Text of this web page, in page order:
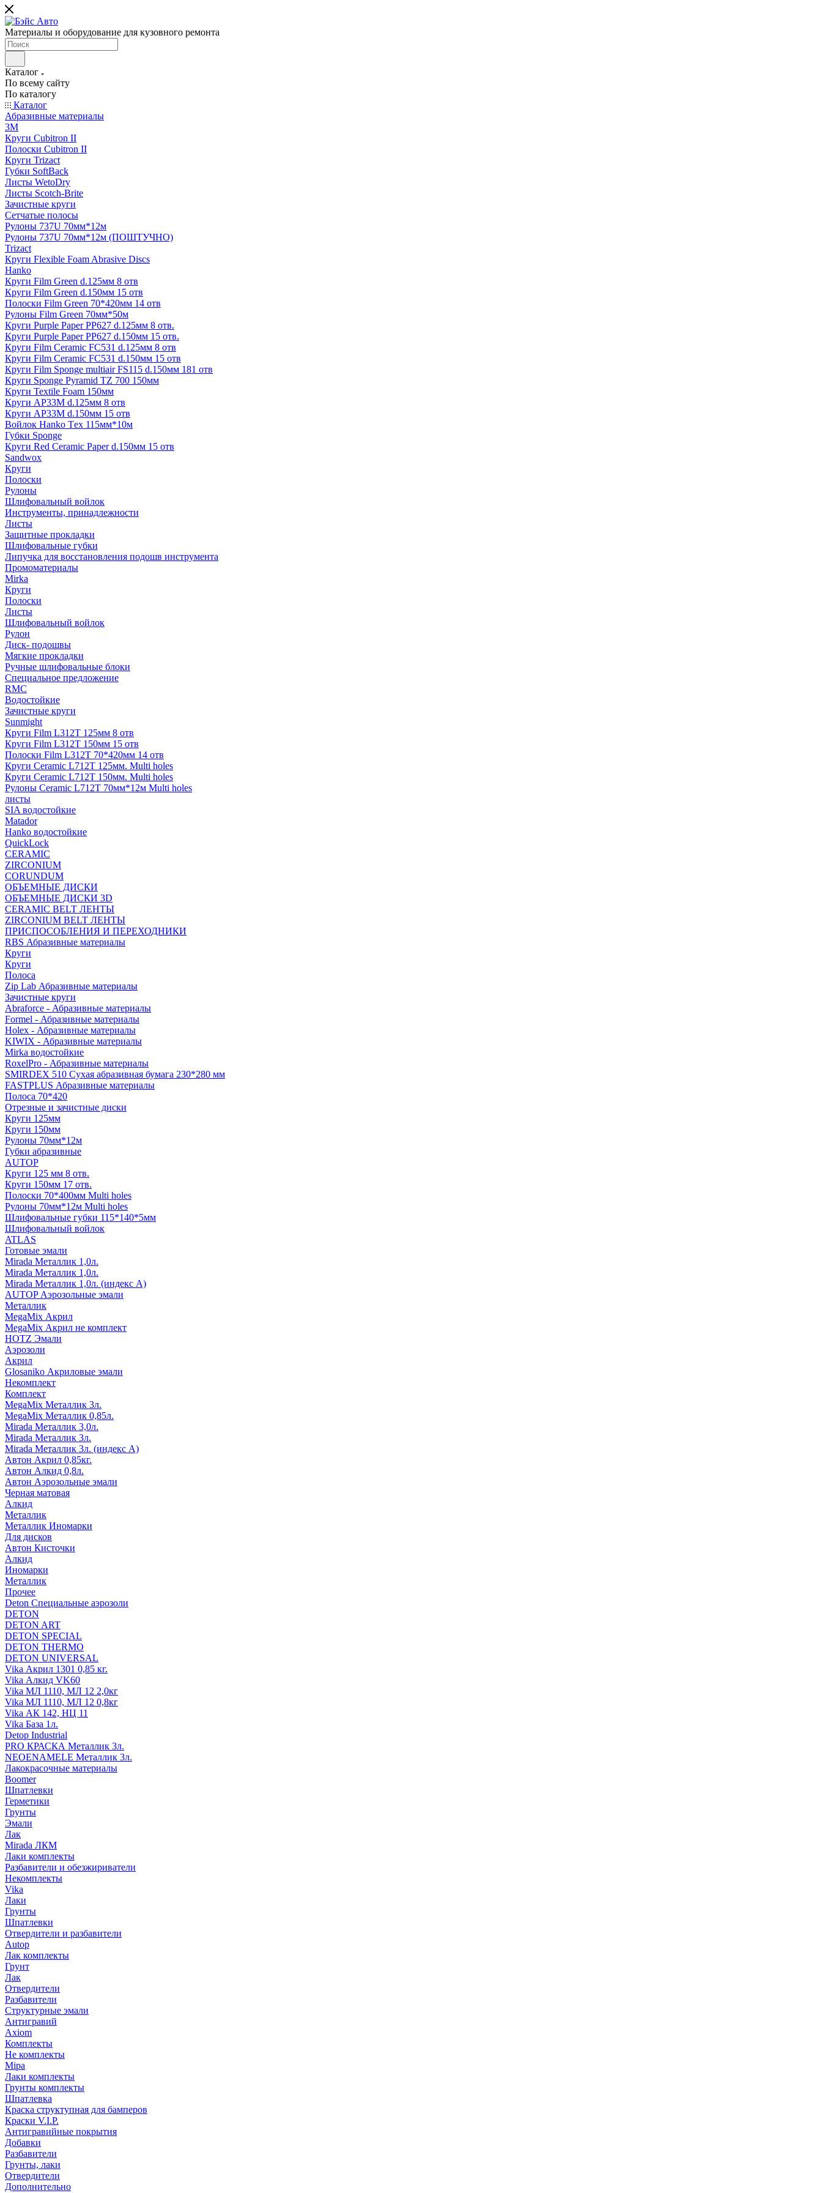
Материалы и оборудование для кузовного ремонта
Каталог
По всему сайту
По каталогу
Каталог
Абразивные материалы
3M
Круги Cubitron II
Полоски Cubitron II
Круги Trizact
Губки SoftBack
Листы WetoDry
Листы Scotch-Brite
Зачистные круги
Сетчатые полосы
Рулоны 737U 70мм*12м
Рулоны 737U 70мм*12м (ПОШТУЧНО)
Trizact
Круги Flexible Foam Abrasive Discs
Hanko
Круги Film Green d.125мм 8 отв
Круги Film Green d.150мм 15 отв
Полоски Film Green 70*420мм 14 отв
Рулоны Film Green 70мм*50м
Круги Purple Paper PP627 d.125мм 8 отв.
Круги Purple Paper PP627 d.150мм 15 отв.
Круги Film Ceramic FC531 d.125мм 8 отв
Круги Film Ceramic FC531 d.150мм 15 отв
Круги Film Sponge multiair FS115 d.150мм 181 отв
Круги Sponge Pyramid TZ 700 150мм
Круги Textile Foam 150мм
Круги AP33M d.125мм 8 отв
Круги AP33M d.150мм 15 отв
Войлок Hanko Tех 115мм*10м
Губки Sponge
Круги Red Ceramic Paper d.150мм 15 отв
Sandwox
Круги
Полоски
Рулоны
Шлифовальный войлок
Инструменты, принадлежности
Листы
Защитные прокладки
Шлифовальные губки
Липучка для восстановления подошв инструмента
Промоматериалы
Mirka
Круги
Полоски
Листы
Шлифовальный войлок
Рулон
Диск- подошвы
Мягкие прокладки
Ручные шлифовальные блоки
Специальное предложение
RMC
Водостойкие
Зачистные круги
Sunmight
Круги Film L312T 125мм 8 отв
Круги Film L312T 150мм 15 отв
Полоски Film L312T 70*420мм 14 отв
Круги Ceramic L712T 125мм. Multi holes
Круги Ceramic L712T 150мм. Multi holes
Рулоны Ceramic L712T 70мм*12м Multi holes
листы
SIA водостойкие
Matador
Hanko водостойкие
QuickLock
CERAMIC
ZIRCONIUM
СORUNDUM
ОБЪЕМНЫЕ ДИСКИ
ОБЪЕМНЫЕ ДИСКИ 3D
CERAMIC BELT ЛЕНТЫ
ZIRCONIUM BELT ЛЕНТЫ
ПРИСПОСОБЛЕНИЯ И ПЕРЕХОДНИКИ
RBS Абразивные материалы
Круги
Круги
Полоса
Zip Lab Абразивные материалы
Зачистные круги
Abraforce - Абразивные материалы
Formel - Абразивные материалы
Holex - Абразивные материалы
KIWIX - Абразивные материалы
Mirka водостойкие
RoxelPro - Абразивные материалы
SMIRDEX 510 Сухая абразивная бумага 230*280 мм
FASTPLUS Абразивные материалы
Полоса 70*420
Отрезные и зачистные диски
Круги 125мм
Круги 150мм
Рулоны 70мм*12м
Губки абразивные
AUTOP
Круги 125 мм 8 отв.
Круги 150мм 17 отв.
Полоски 70*400мм Multi holes
Рулоны 70мм*12м Multi holes
Шлифовальные губки 115*140*5мм
Шлифовальный войлок
ATLAS
Готовые эмали
Mirada Металлик 1,0л.
Mirada Металлик 1,0л.
Mirada Металлик 1,0л. (индекс А)
AUTOP Аэрозольные эмали
Металлик
MegaMix Акрил
MegaMix Акрил не комплект
HOTZ Эмали
Аэрозоли
Акрил
Glosaniko Акриловые эмали
Некомплект
Комплект
MegaMix Металлик 3л.
MegaMix Металлик 0,85л.
Mirada Металлик 3,0л.
Mirada Металлик 3л.
Mirada Металлик 3л. (индекс А)
Автон Акрил 0,85кг.
Автон Алкид 0,8л.
Автон Аэрозольные эмали
Черная матовая
Алкид
Металлик
Металлик Иномарки
Для дисков
Автон Кисточки
Алкид
Иномарки
Металлик
Прочее
Deton Специальные аэрозоли
DETON
DETON ART
DETON SPECIAL
DETON THERMO
DETON UNIVERSAL
Vika Акрил 1301 0,85 кг.
Vika Алкид VK60
Vika МЛ 1110, МЛ 12 2,0кг
Vika МЛ 1110, МЛ 12 0,8кг
Vika АК 142, НЦ 11
Vika База 1л.
Detop Industrial
PRO КРАСКА Металлик 3л.
NEOENAMELE Металлик 3л.
Лакокрасочные материалы
Boomer
Шпатлевки
Герметики
Грунты
Эмали
Лак
Mirada ЛКМ
Лаки комплекты
Разбавители и обезжириватели
Некомплекты
Vika
Лаки
Грунты
Шпатлевки
Отвердители и разбавители
Autop
Лак комплекты
Грунт
Лак
Отвердители
Разбавители
Структурные эмали
Антигравий
Axiom
Комплекты
Не комплекты
Mipa
Лаки комплекты
Грунты комплекты
Шпатлевка
Краска структупная для бамперов
Краски V.I.P.
Антигравийные покрытия
Добавки
Разбавители
Грунты, лаки
Отвердители
Дополнительно